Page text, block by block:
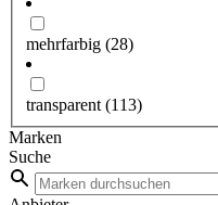
mehrfarbig (28)
transparent (113)
Marken
Suche